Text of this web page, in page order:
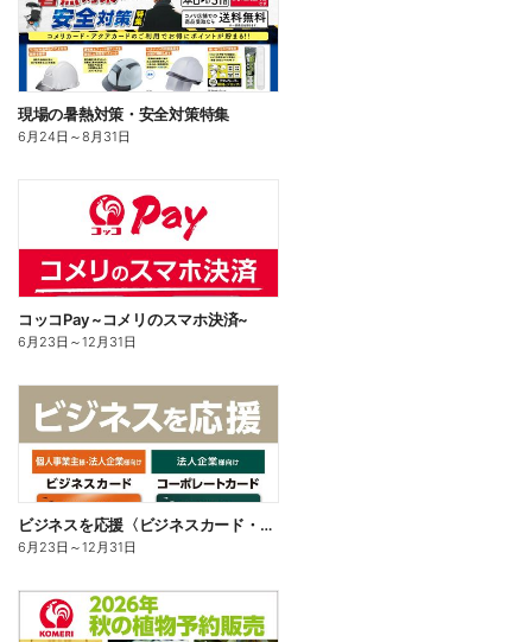
現場の暑熱対策・安全対策特集
6月24日 ～8月31日
コッコPay ~コメリのスマホ決済~
6月23日 ～12月31日
ビジネスを応援〈ビジネスカード・コーポレートカード〉
6月23日 ～12月31日